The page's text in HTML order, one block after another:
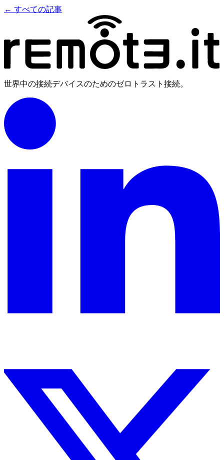
← すべての記事
世界中の接続デバイスのためのゼロトラスト接続。